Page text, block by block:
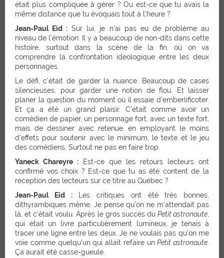
était plus compliquée à gérer ? Ou est-ce que tu avais la
même distance que tu évoquais tout à l’heure ?
Jean-Paul Eid : Sur lui, je n’ai pas eu de problème au
niveau de l’émotion. Il y a beaucoup de non-dits dans cette
histoire, surtout dans la scène de la fin, où on va
comprendre la confrontation idéologique entre les deux
personnages.
Le défi, c’était de garder la nuance. Beaucoup de cases
silencieuses, pour garder une notion de flou. Et laisser
planer la question du moment où il essaie d’emberlificoter.
Et ça a été un grand plaisir. C’était comme avoir un
comédien de papier, un personnage fort, avec un texte fort,
mais de dessiner avec retenue, en employant le moins
d’effets pour soutenir avec le minimum, le texte et le jeu
des comédiens. Surtout ne pas en faire trop.
Yaneck Chareyre : Est-ce que les retours lecteurs ont
confirmé vos choix ? Est-ce que tu as été content de la
réception des lecteurs sur ce titre au Québec ?
Jean-Paul Eid :Les critiques ont été très bonnes,
dithyrambiques même. Je pense qu’on ne m’attendait pas
là, et c’était voulu. Après le gros succès du Petit astronaute
qui était un livre particulièrement lumineux, je tenais à
tracer une ligne entre les deux. Je ne voulais pas qu’on me
voie comme quelqu’un qui allait refaire unPetit astronaute
Ça aurait été casse-gueule.